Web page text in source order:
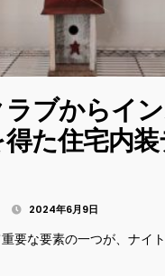
ブからイ
た住宅内
2024年6月9日
要な要素の一つが、ナイ